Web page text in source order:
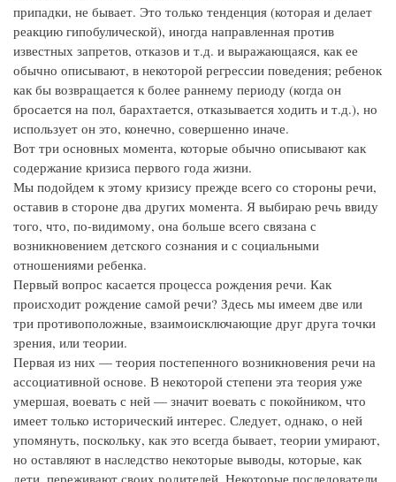
припадки, не бывает. Это только тенденция (которая и делает
реакцию гипобулической), иногда направленная против
известных запретов, отказов и т.д. и выражающаяся, как ее
обычно описывают, в некоторой регрессии поведения; ребенок
как бы возвращается к более раннему периоду (когда он
бросается на пол, барахтается, отказывается ходить и т.д.), но
использует он это, конечно, совершенно иначе.
Вот три основных момента, которые обычно описывают как
содержание кризиса первого года жизни.
Мы подойдем к этому кризису прежде всего со стороны речи,
оставив в стороне два других момента. Я выбираю речь ввиду
того, что, по-видимому, она больше всего связана с
возникновением детского сознания и с социальными
отношениями ребенка.
Первый вопрос касается процесса рождения речи. Как
происходит рождение самой речи? Здесь мы имеем две или
три противоположные, взаимоисключающие друг друга точки
зрения, или теории.
Первая из них — теория постепенного возникновения речи на
ассоциативной основе. В некоторой степени эта теория уже
умершая, воевать с ней — значит воевать с покойником, что
имеет только исторический интерес. Следует, однако, о ней
упомянуть, поскольку, как это всегда бывает, теории умирают,
но оставляют в наследство некоторые выводы, которые, как